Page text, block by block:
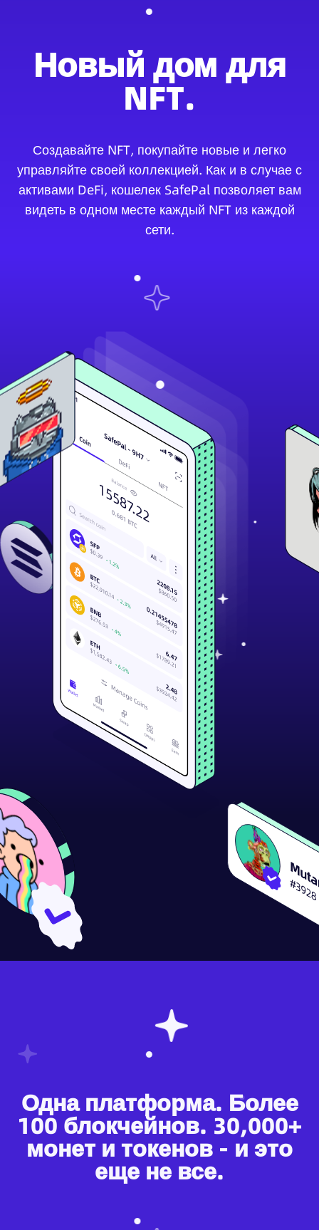
Новый дом для
NFT.
Создавайте NFT, покупайте новые и легко
управляйте своей коллекцией. Как и в случае с
активами DeFi, кошелек SafePal позволяет вам
видеть в одном месте каждый NFT из каждой
сети.
Одна платформа. Более
100 блокчейнов. 30,000+
монет и токенов - и это
еще не все.